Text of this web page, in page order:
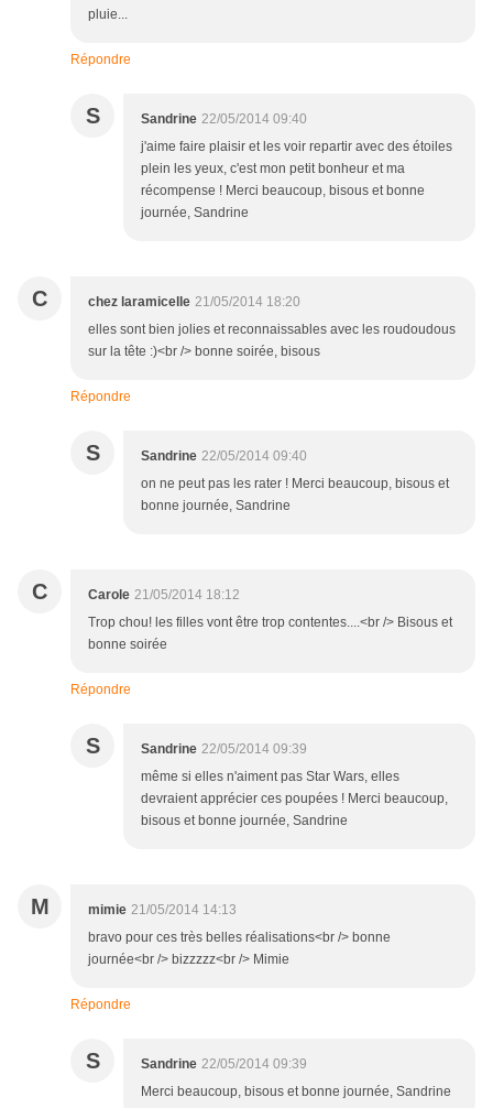
pluie...
Répondre
S Sandrine 22/05/2014 09:40
j'aime faire plaisir et les voir repartir avec des étoiles
plein les yeux, c'est mon petit bonheur et ma
récompense ! Merci beaucoup, bisous et bonne
journée, Sandrine
C chez laramicelle 21/05/2014 18:20
elles sont bien jolies et reconnaissables avec les roudoudous
sur la tête :)<br /> bonne soirée, bisous
Répondre
S Sandrine 22/05/2014 09:40
on ne peut pas les rater ! Merci beaucoup, bisous et
bonne journée, Sandrine
C Carole 21/05/2014 18:12
Trop chou! les filles vont être trop contentes....<br /> Bisous et
bonne soirée
Répondre
S Sandrine 22/05/2014 09:39
même si elles n'aiment pas Star Wars, elles
devraient apprécier ces poupées ! Merci beaucoup,
bisous et bonne journée, Sandrine
M mimie 21/05/2014 14:13
bravo pour ces très belles réalisations<br /> bonne
journée<br /> bizzzzz<br /> Mimie
Répondre
S Sandrine 22/05/2014 09:39
Merci beaucoup, bisous et bonne journée, Sandrine